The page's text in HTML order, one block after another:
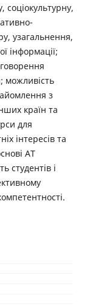
соціокультурну,
узагальнення,
інформації;
можливість
з
країн та
для
інтересів та
АТ
студентів і